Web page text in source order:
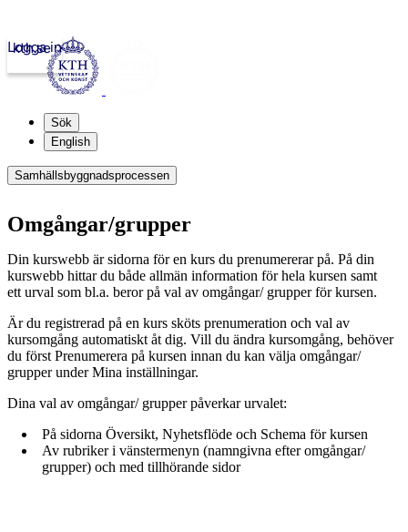
kth.se
Logga in
Sök
English
Samhällsbyggnadsprocessen
Omgångar/grupper
Din kurswebb är sidorna för en kurs du prenumererar på. På din
kurswebb hittar du både allmän information för hela kursen samt
ett urval som bl.a. beror på val av omgångar/ grupper för kursen.
Är du registrerad på en kurs sköts prenumeration och val av
kursomgång automatiskt åt dig. Vill du ändra kursomgång, behöver
du först Prenumerera på kursen innan du kan välja omgångar/
grupper under Mina inställningar.
Dina val av omgångar/ grupper påverkar urvalet:
På sidorna Översikt, Nyhetsflöde och Schema för kursen
Av rubriker i vänstermenyn (namngivna efter omgångar/
grupper) och med tillhörande sidor